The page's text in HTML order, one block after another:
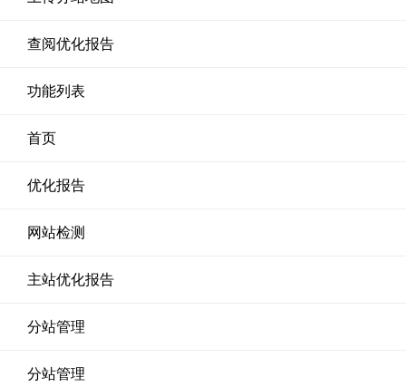
查阅优化报告
功能列表
首页
优化报告
网站检测
主站优化报告
分站管理
分站管理